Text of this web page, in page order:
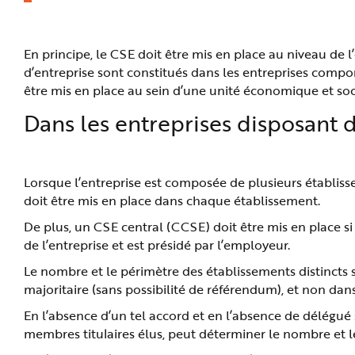
En principe, le CSE doit être mis en place au niveau de
d’entreprise sont constitués dans les entreprises
être mis en place au sein d’une unité économique et
Dans les entreprises
Lorsque l’entreprise est composée de plusieurs
doit être mis en place dans chaque établissement.
De plus, un CSE central (CCSE) doit être mis en place
de l’entreprise et est présidé par l’employeur.
Le nombre et le périmètre des établissements
majoritaire (sans possibilité de référendum), et non
En l’absence d’un tel accord et en l’absence de
membres titulaires élus, peut déterminer le nombre et